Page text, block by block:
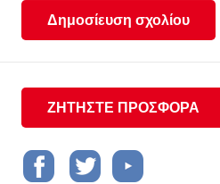
Δημοσίευση σχολίου
ΖΗΤΗΣΤΕ ΠΡΟΣΦΟΡΑ